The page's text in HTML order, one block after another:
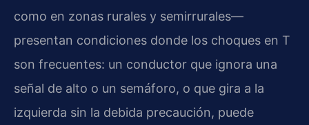
como en zonas rurales y semirrurales—
presentan condiciones donde los choques en T
son frecuentes: un conductor que ignora una
señal de alto o un semáforo, o que gira a la
izquierda sin la debida precaución, puede